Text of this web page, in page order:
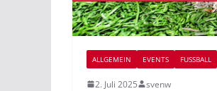
ALLGEMEIN EVENTS FUSSBALL
2. Juli 2025 svenw